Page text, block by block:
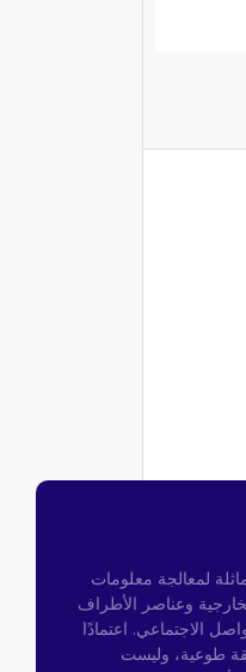
لمعالجة معلومات
وعناصر الأطراف
الاجتماعي. اعتمادًا
طوعية، وليست